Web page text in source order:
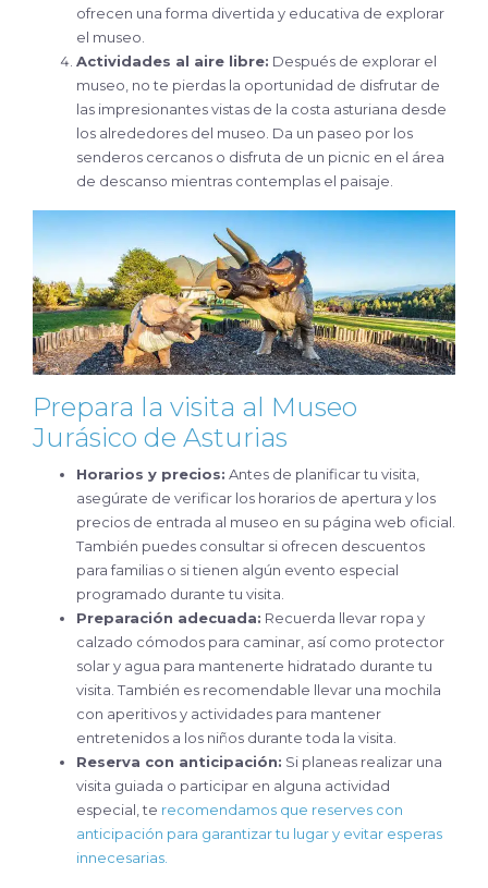
ofrecen una forma divertida y educativa de explorar
el museo.
Actividades al aire libre: Después de explorar el
museo, no te pierdas la oportunidad de disfrutar de
las impresionantes vistas de la costa asturiana desde
los alrededores del museo. Da un paseo por los
senderos cercanos o disfruta de un picnic en el área
de descanso mientras contemplas el paisaje.
Prepara la visita al Museo
Jurásico de Asturias
Horarios y precios: Antes de planificar tu visita,
asegúrate de verificar los horarios de apertura y los
precios de entrada al museo en su página web oficial.
También puedes consultar si ofrecen descuentos
para familias o si tienen algún evento especial
programado durante tu visita.
Preparación adecuada: Recuerda llevar ropa y
calzado cómodos para caminar, así como protector
solar y agua para mantenerte hidratado durante tu
visita. También es recomendable llevar una mochila
con aperitivos y actividades para mantener
entretenidos a los niños durante toda la visita.
Reserva con anticipación: Si planeas realizar una
visita guiada o participar en alguna actividad
especial, te recomendamos que reserves con
anticipación para garantizar tu lugar y evitar esperas
innecesarias.